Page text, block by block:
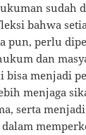
sudah
bahwa
pun, perlu
dan
bisa menjadi
menjaga
serta